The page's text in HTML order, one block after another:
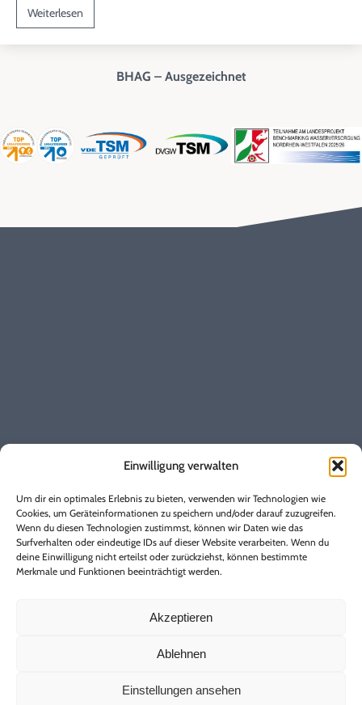
Einwilligung verwalten
Um dir ein optimales Erlebnis zu bieten, verwenden wir Technologien wie
Cookies, um Geräteinformationen zu speichern und/oder darauf zuzugreifen.
Wenn du diesen Technologien zustimmst, können wir Daten wie das
Surfverhalten oder eindeutige IDs auf dieser Website verarbeiten. Wenn du
deine Einwilligung nicht erteilst oder zurückziehst, können bestimmte
Merkmale und Funktionen beeinträchtigt werden.
Akzeptieren
Ablehnen
Einstellungen ansehen
Weiterlesen
BHAG – Ausgezeichnet
Vertrag kündigen
Vertrag widerrufen
Marktkommunikation
Regulierungsmanagement
Genderhinweis
Über uns